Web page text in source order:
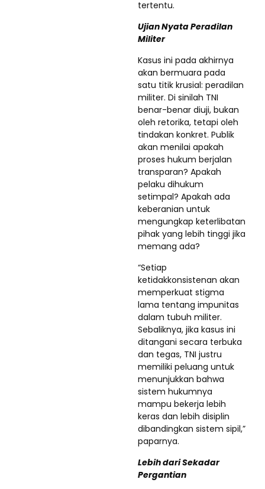
tertentu.
Ujian Nyata Peradilan
Militer
Kasus ini pada akhirnya
akan bermuara pada
satu titik krusial: peradilan
militer. Di sinilah TNI
benar-benar diuji, bukan
oleh retorika, tetapi oleh
tindakan konkret. Publik
akan menilai apakah
proses hukum berjalan
transparan? Apakah
pelaku dihukum
setimpal? Apakah ada
keberanian untuk
mengungkap keterlibatan
pihak yang lebih tinggi jika
memang ada?
“Setiap
ketidakkonsistenan akan
memperkuat stigma
lama tentang impunitas
dalam tubuh militer.
Sebaliknya, jika kasus ini
ditangani secara terbuka
dan tegas, TNI justru
memiliki peluang untuk
menunjukkan bahwa
sistem hukumnya
mampu bekerja lebih
keras dan lebih disiplin
dibandingkan sistem sipil,”
paparnya.
Lebih dari Sekadar
Pergantian